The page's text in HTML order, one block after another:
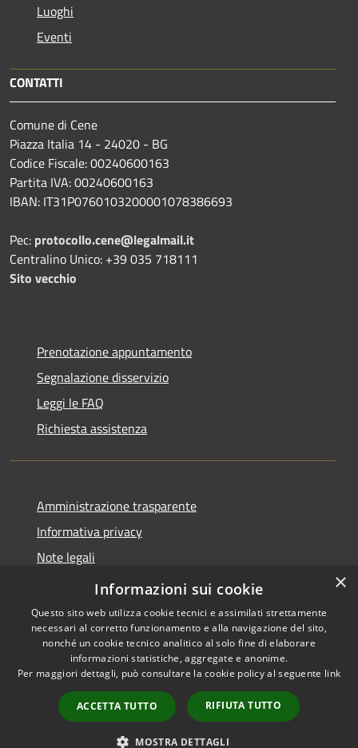
Luoghi
Eventi
CONTATTI
Comune di Cene
Piazza Italia 14 - 24020 - BG
Codice Fiscale: 00240600163
Partita IVA: 00240600163
IBAN: IT31P0760103200001078386693
Pec: protocollo.cene@legalmail.it
Centralino Unico: +39 035 718111
Sito vecchio
Prenotazione appuntamento
Segnalazione disservizio
Leggi le FAQ
Richiesta assistenza
Amministrazione trasparente
Informativa privacy
Note legali
Dichiarazione di accessibilità
Accessibilità
Copyright © 2026 • Comune di
Cene • Powered by
Municipium•
Accesso
redazione
×
Informazioni sui cookie
Questo sito web utilizza cookie tecnici e assimilati strettamente
necessari al corretto funzionamento e alla navigazione del sito,
nonché un cookie tecnico analitico al solo fine di elaborare
informazioni statistiche, aggregate e anonime.
Per maggiori dettagli, può consultare la cookie policy al seguente link
ACCETTA TUTTO RIFIUTA TUTTO
MOSTRA DETTAGLI